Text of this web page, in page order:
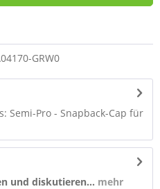
GRW0
Semi-Pro - Snapback-Cap für
und diskutieren... mehr